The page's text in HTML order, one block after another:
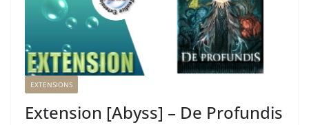
EXTENSIONS
Extension [Abyss] – De Profundis